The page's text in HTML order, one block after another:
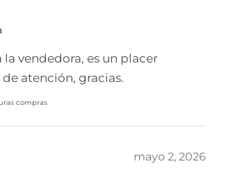
vendedora, es un placer
atención, gracias.
compras
mayo 2, 2026